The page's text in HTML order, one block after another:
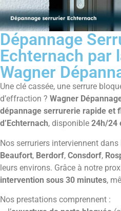
Dépannage
Echternach par
Wagner
Une clé cassée, une serrure
d’effraction ? Wagner
dépannage serrurerie rapide et
d’Echternach, disponible 24h/24
Nos serruriers interviennent
Beaufort, Berdorf, Consdorf,
leurs environs. Grâce à notre
intervention sous 30 minutes,
Nos prestations comprennent :